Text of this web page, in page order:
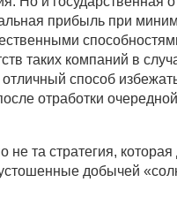
прибыль при
таких компаний в
способ
отработки
не та стратегия,
добычей